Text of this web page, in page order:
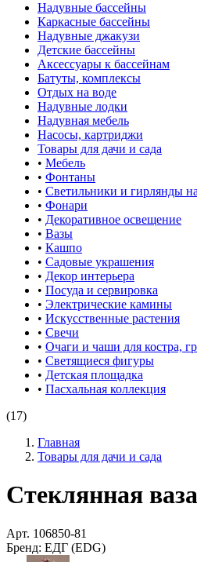
Надувные бассейны
Каркасные бассейны
Надувные джакузи
Детские бассейны
Аксессуары к бассейнам
Батуты, комплексы
Отдых на воде
Надувные лодки
Надувная мебель
Насосы, картриджи
Товары для дачи и сада
• Мебель
• Фонтаны
• Светильники и гирлянды
• Фонари
• Декоративное освещение
• Вазы
• Кашпо
• Садовые украшения
• Декор интерьера
• Посуда и сервировка
• Электрические камины
• Искусственные растения
• Свечи
• Очаги и чаши для костра,
• Светящиеся фигуры
• Детская площадка
• Пасхальная коллекция
(17)
Главная
Товары для дачи и сада
Стеклянная
Арт. 106850-81
Бренд: ЕДГ (EDG)